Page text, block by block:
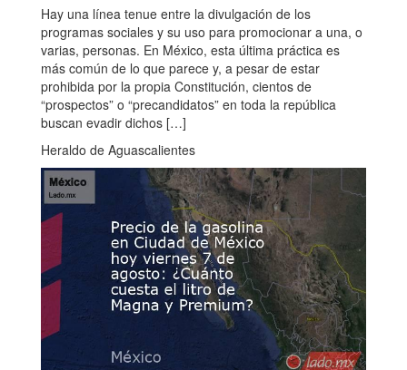
Hay una línea tenue entre la divulgación de los
programas sociales y su uso para promocionar a una, o
varias, personas. En México, esta última práctica es
más común de lo que parece y, a pesar de estar
prohibida por la propia Constitución, cientos de
“prospectos” o “precandidatos” en toda la república
buscan evadir dichos […]
Heraldo de Aguascalientes